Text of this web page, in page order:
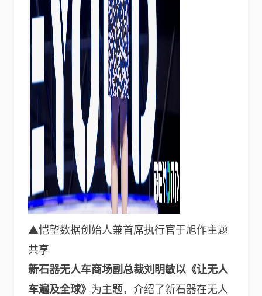
▲恺望数据创始人兼首席执行官于旭作主题
共享
新石器无人车商场副总裁刘明敏以《让无人
车遍及全球》 为主题，介绍了新石器在无人